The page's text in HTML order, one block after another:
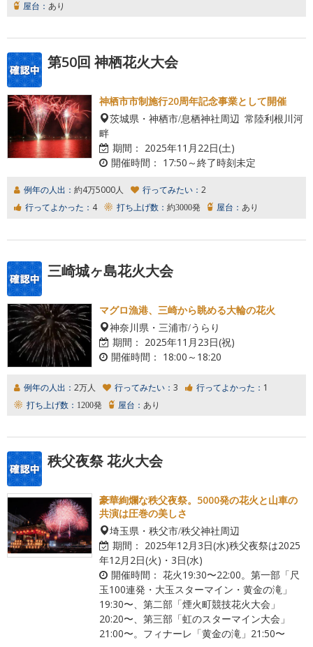
屋台： あり
第50回 神栖花火大会
神栖市市制施行20周年記念事業として開催
茨城県・神栖市/息栖神社周辺 常陸利根川河
畔
期間： 2025年11月22日(土)
開催時間： 17:50～終了時刻未定
例年の人出： 約4万5000人 行ってみたい： 2
行ってよかった： 4 打ち上げ数： 約3000発 屋台： あり
三崎城ヶ島花火大会
マグロ漁港、三崎から眺める大輪の花火
神奈川県・三浦市/うらり
期間： 2025年11月23日(祝)
開催時間： 18:00～18:20
例年の人出： 2万人 行ってみたい： 3 行ってよかった： 1
打ち上げ数： 1200発 屋台： あり
秩父夜祭 花火大会
豪華絢爛な秩父夜祭。5000発の花火と山車の
共演は圧巻の美しさ
埼玉県・秩父市/秩父神社周辺
期間： 2025年12月3日(水)秩父夜祭は2025
年12月2日(火)・3日(水)
開催時間： 花火19:30〜22:00。第一部「尺
玉100連発・大玉スターマイン・黄金の滝」
19:30〜、第二部「煙火町競技花火大会」
20:20〜、第三部「虹のスターマイン大会」
21:00〜。フィナーレ「黄金の滝」21:50〜